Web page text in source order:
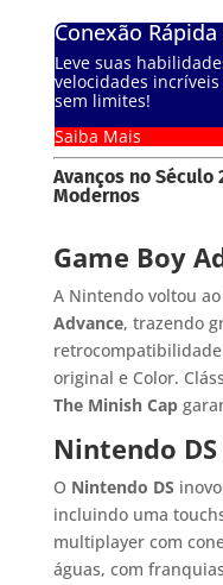
Conexão
Leve suas
velocidades
sem limites!
Saiba Mais
Avanços no Século
Modernos
Game Boy
A Nintendo voltou
Advance, trazendo
retrocompatibilidade
original e Color.
The Minish Cap
Nintendo DS
O Nintendo DS
incluindo uma
multiplayer com
águas, com